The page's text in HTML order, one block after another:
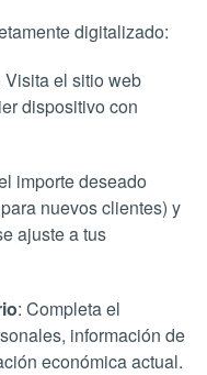
digitalizado:
Visita el sitio web
dispositivo con
importe deseado
nuevos clientes) y
ajuste a tus
: Completa el
información de
económica actual.